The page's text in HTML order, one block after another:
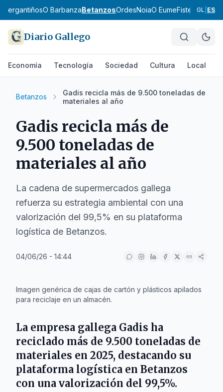
BergantiñosO BarbanzaBetanzosOrdesNoiaO EumeFisterraTerra
GL ES
Diario Gallego
Economía Tecnología Sociedad Cultura Local
Betanzos
Gadis recicla más de 9.500 toneladas de
materiales al año
Gadis recicla más de
9.500 toneladas de
materiales al año
La cadena de supermercados gallega
refuerza su estrategia ambiental con una
valorización del 99,5% en su plataforma
logística de Betanzos.
04/06/26 - 14:44
Imagen genérica de cajas de cartón y plásticos apilados
para reciclaje en un almacén.
La empresa gallega Gadis ha
reciclado más de 9.500 toneladas de
materiales en 2025, destacando su
plataforma logística en Betanzos
con una valorización del 99,5%.